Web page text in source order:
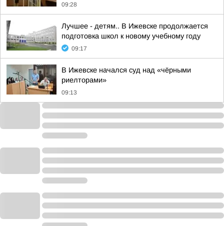
09:28
Лучшее - детям.. В Ижевске продолжается
подготовка школ к новому учебному году
09:17
В Ижевске начался суд над «чёрными
риелторами»
09:13